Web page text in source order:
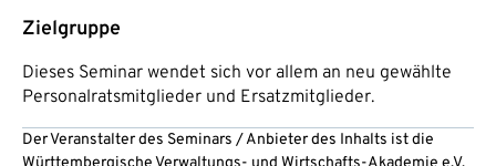
Zielgruppe
Dieses Seminar wendet sich vor allem an neu gewählte
Personalratsmitglieder und Ersatzmitglieder.
Der Veranstalter des Seminars / Anbieter des Inhalts ist die